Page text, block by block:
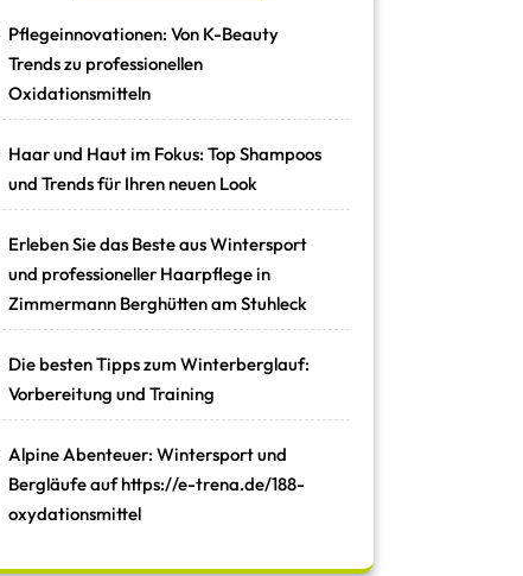
Pflegeinnovationen: Von K-Beauty
Trends zu professionellen
Oxidationsmitteln
Haar und Haut im Fokus: Top Shampoos
und Trends für Ihren neuen Look
Erleben Sie das Beste aus Wintersport
und professioneller Haarpflege in
Zimmermann Berghütten am Stuhleck
Die besten Tipps zum Winterberglauf:
Vorbereitung und Training
Alpine Abenteuer: Wintersport und
Bergläufe auf https://e-trena.de/188-
oxydationsmittel